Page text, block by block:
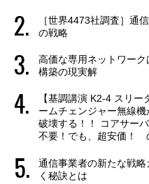
［世界4473社調査］通
の戦略
高価な専用ネットワー
構築の現実解
【基調講演 K2-4 スリ
ームチェンジャー無線
破壊する！！ コアサー
不要！でも、超安価！
通信事業者の新たな戦
く秘訣とは